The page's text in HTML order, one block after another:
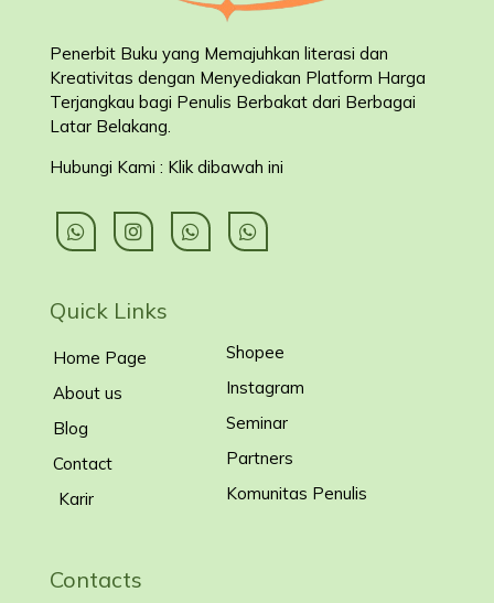
Penerbit Buku yang Memajuhkan literasi dan
Kreativitas dengan Menyediakan Platform Harga
Terjangkau bagi Penulis Berbakat dari Berbagai
Latar Belakang
Hubungi Kami : Klik dibawah ini
Quick Links
Home Page
About us
Blog
Contact
Karir
Shopee
Instagram
Seminar
Partners
Komunitas Penulis
Contacts